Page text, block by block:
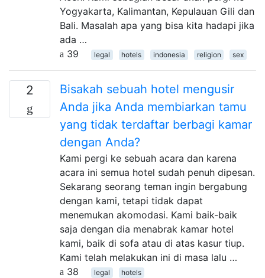
Yogyakarta, Kalimantan, Kepulauan Gili dan
Bali. Masalah apa yang bisa kita hadapi jika
ada …
39
legal hotels indonesia religion sex
2
Bisakah sebuah hotel mengusir
Anda jika Anda membiarkan tamu
yang tidak terdaftar berbagi kamar
dengan Anda?
Kami pergi ke sebuah acara dan karena
acara ini semua hotel sudah penuh dipesan.
Sekarang seorang teman ingin bergabung
dengan kami, tetapi tidak dapat
menemukan akomodasi. Kami baik-baik
saja dengan dia menabrak kamar hotel
kami, baik di sofa atau di atas kasur tiup.
Kami telah melakukan ini di masa lalu …
38
legal hotels